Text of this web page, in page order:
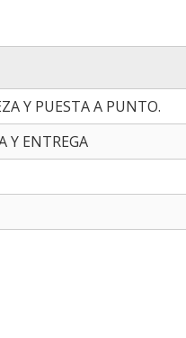
Y PUESTA A PUNTO.
Y ENTREGA